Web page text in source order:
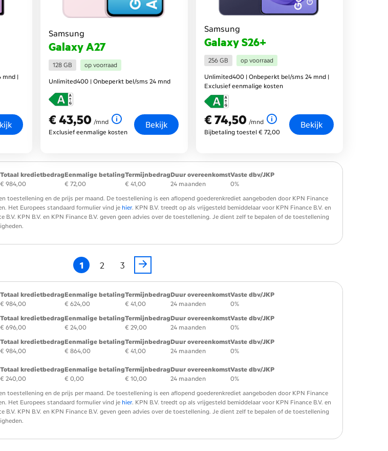
mnd |
Samsung
Galaxy A27
128 GB op voorraad
Unlimited400 | Onbeperkt bel/sms 24 mnd
€ 43,50
€ 43,50
per maand /mnd
Exclusief eenmalige kosten
Bekijk
Samsung
Galaxy S26+
256 GB op voorraad
Unlimited400 | Onbeperkt bel/sms 24 mnd |
Exclusief eenmalige kosten
€ 74,50
€ 74,50
per maand /mnd
Bijbetaling toestel € 72,00
Bekijk
Totaal kredietbedrag
€ 984,00
Eenmalige betaling
€ 72,00
Termijnbedrag
€ 41,00
Duur overeenkomst
24 maanden
Vaste dbv/JKP
0%
toestellening en de prijs per maand. De toestellening is een aflopend goederenkrediet aangeboden door KPN Finance
Het Europees standaard formulier vind je hier. KPN B.V. treedt op als vrijgesteld bemiddelaar voor KPN Finance B.V. en
KPN B.V. en KPN Finance B.V. geven geen advies over de toestellening. Je dient zelf te bepalen of de toestellening
1 2 3
Totaal kredietbedrag
€ 984,00
Eenmalige betaling
€ 624,00
Termijnbedrag
€ 41,00
Duur overeenkomst
24 maanden
Vaste dbv/JKP
0%
Totaal kredietbedrag
€ 696,00
Eenmalige betaling
€ 24,00
Termijnbedrag
€ 29,00
Duur overeenkomst
24 maanden
Vaste dbv/JKP
0%
Totaal kredietbedrag
€ 984,00
Eenmalige betaling
€ 864,00
Termijnbedrag
€ 41,00
Duur overeenkomst
24 maanden
Vaste dbv/JKP
0%
Totaal kredietbedrag
€ 240,00
Eenmalige betaling
€ 0,00
Termijnbedrag
€ 10,00
Duur overeenkomst
24 maanden
Vaste dbv/JKP
0%
toestellening en de prijs per maand. De toestellening is een aflopend goederenkrediet aangeboden door KPN Finance
Het Europees standaard formulier vind je hier. KPN B.V. treedt op als vrijgesteld bemiddelaar voor KPN Finance B.V. en
KPN B.V. en KPN Finance B.V. geven geen advies over de toestellening. Je dient zelf te bepalen of de toestellening